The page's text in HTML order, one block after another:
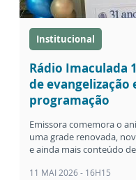
Institucional
Rádio Imaculada
de evangelização
programação
Emissora comemora o
uma grade renovada,
e ainda mais conteúdo
11 MAI 2026 - 16H15